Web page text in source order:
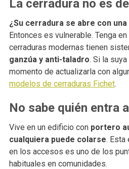
La cerradura no es
¿Su cerradura se abre con
Entonces es vulnerable. Tenga
cerraduras modernas tienen
ganzúa y anti-taladro. Si la
momento de actualizarla con
modelos de cerraduras Fichet.
No sabe quién entra
Vive en un edificio con portero
cualquiera puede colarse. Esta
en los accesos es uno de los
habituales en comunidades.